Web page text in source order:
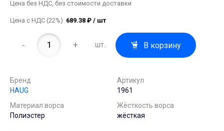
Цена без НДС, без стоимости доставки
Цена с НДС (22%) 689.38 ₽ / шт
- + шт. В корзину
Бренд
HAUG
Артикул
1961
Материал ворса
Полиэстер
Жёсткость ворса
жёсткая